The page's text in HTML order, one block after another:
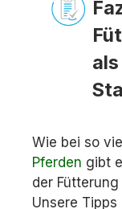
Wie bei so
Pferden gibt
der
Unsere